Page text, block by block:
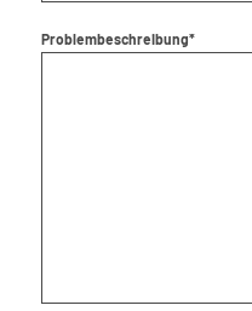
Problembeschreibung*